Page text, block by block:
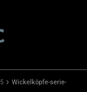
Wickelköpfe-serie-